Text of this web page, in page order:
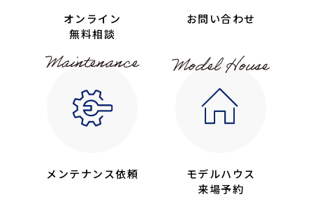
オンライン
無料相談
お問い合わせ
メンテナンス依頼
モデルハウス
来場予約